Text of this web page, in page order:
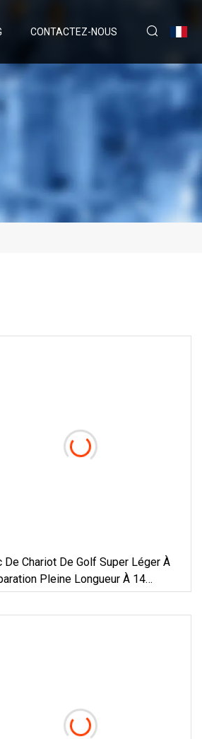
CONTACTEZ-NOUS
De Chariot De Golf Super Léger À
Pleine Longueur À 14